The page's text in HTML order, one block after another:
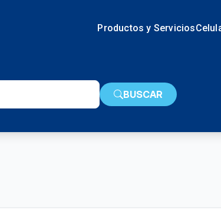
Productos y Servicios
BUSCAR